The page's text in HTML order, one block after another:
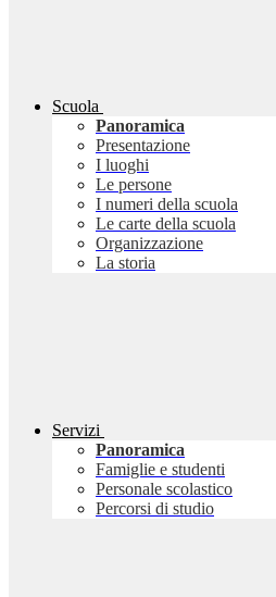
Scuola
Panoramica
Presentazione
I luoghi
Le persone
I numeri della scuola
Le carte della scuola
Organizzazione
La storia
Servizi
Panoramica
Famiglie e studenti
Personale scolastico
Percorsi di studio